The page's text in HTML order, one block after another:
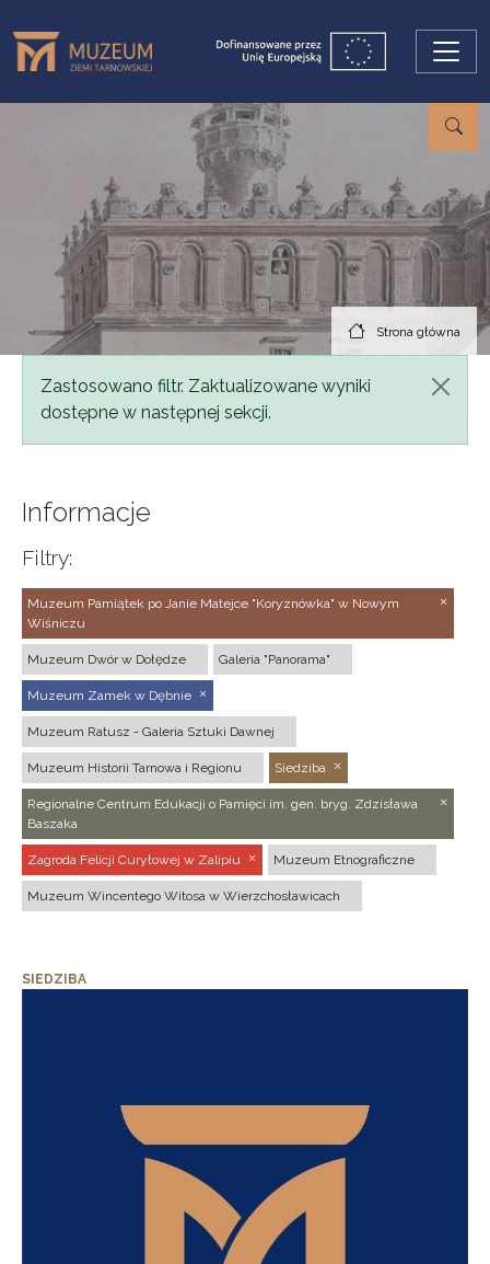
Strona główna
Komunikat
Zastosowano filtr. Zaktualizowane wyniki
dostępne w następnej sekcji.
Informacje
Filtry:
Muzeum Pamiątek po Janie Matejce "Koryznówka" w Nowym
Wiśniczu
Muzeum Dwór w Dołędze Galeria "Panorama"
Muzeum Zamek w Dębnie
Muzeum Ratusz - Galeria Sztuki Dawnej
Muzeum Historii Tarnowa i Regionu Siedziba
Regionalne Centrum Edukacji o Pamięci im. gen. bryg. Zdzisława
Baszaka
Zagroda Felicji Curyłowej w Zalipiu Muzeum Etnograficzne
Muzeum Wincentego Witosa w Wierzchosławicach
SIEDZIBA